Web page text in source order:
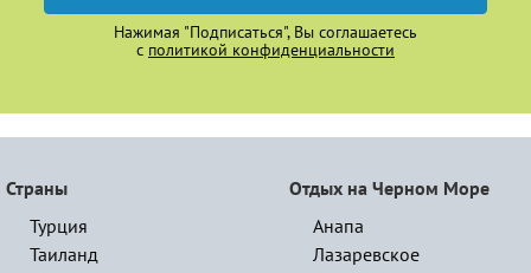
Нажимая "Подписаться", Вы соглашаетесь
с политикой конфиденциальности
Страны
Турция
Таиланд
Отдых на Черном Море
Анапа
Лазаревское